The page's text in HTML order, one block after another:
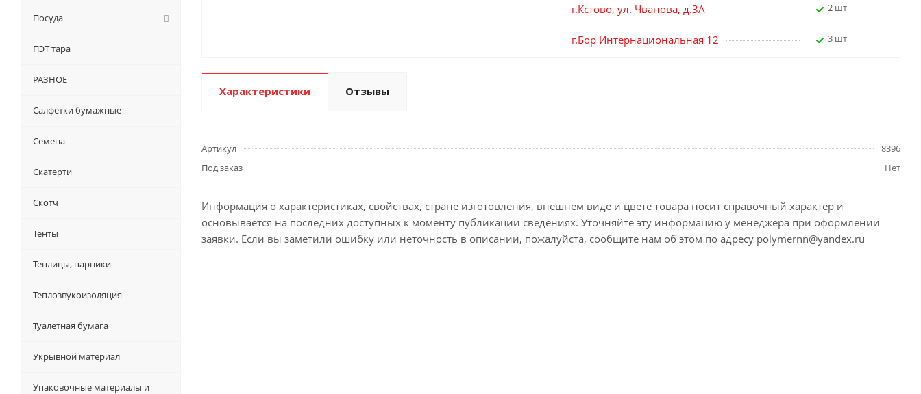
г.Кстово, ул. Чванова, д.3А 2 шт
г.Бор Интернациональная 12 3 шт
Характеристики Отзывы
Артикул
8396
Под заказ
Нет
Информация о характеристиках, свойствах, стране изготовления, внешнем виде и цвете товара носит справочный характер и
основывается на последних доступных к моменту публикации сведениях. Уточняйте эту информацию у менеджера при оформлении
заявки. Если вы заметили ошибку или неточность в описании, пожалуйста, сообщите нам об этом по адресу polymernn@yandex.ru
Посуда
ПЭТ тара
РАЗНОЕ
Салфетки бумажные
Семена
Скатерти
Скотч
Тенты
Теплицы, парники
Теплозвукоизоляция
Туалетная бумага
Укрывной материал
Упаковочные материалы и